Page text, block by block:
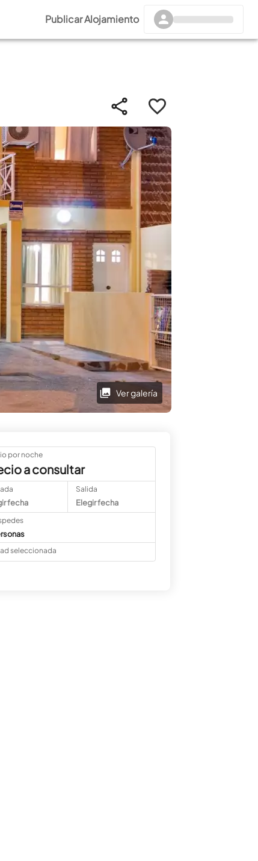
Publicar Alojamiento
Ver galería
por noche
a consultar
fecha
Salida
Elegir fecha
seleccionada